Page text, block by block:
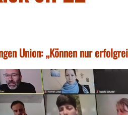
Union: „Können nur